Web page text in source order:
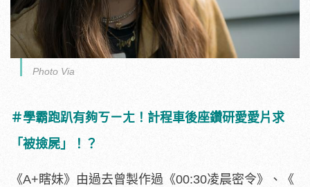
Photo Via
＃學霸跑趴有夠ㄎㄧㄤ！計程車後座鑽研愛愛片求
「被撿屍」！？
《A+瞎妹》由過去曾製作過《00:30凌晨密令》、《